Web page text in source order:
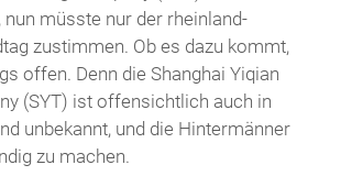
müsste nur der rheinland-
zustimmen. Ob es dazu kommt,
offen. Denn die Shanghai Yiqian
(SYT) ist offensichtlich auch in
unbekannt, und die Hintermänner
zu machen.